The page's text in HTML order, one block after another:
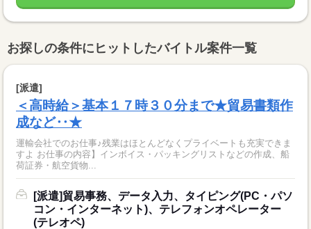
お探しの条件にヒットしたバイトル案件一覧
[派遣]
＜高時給＞基本１７時３０分まで★貿易書類作
成など‥★
運輸会社でのお仕事♪残業はほとんどなくプライベートも充実できま
すよ お仕事の内容】インボイス・パッキングリストなどの作成、船
荷証券・航空貨物...
[派遣]貿易事務、データ入力、タイピング(PC・パソ
コン・インターネット)、テレフォンオペレーター
(テレオペ)